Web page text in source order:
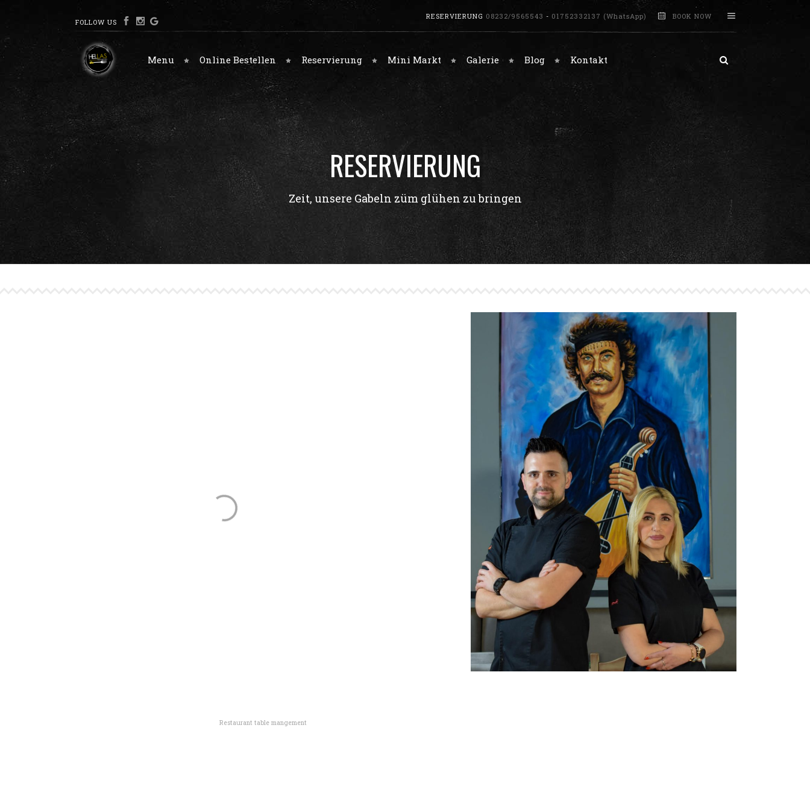
FOLLOW US
RESERVIERUNG 08232/9565543 - 01752332137 (WhatsApp) BOOK NOW
Menu Online Bestellen Reservierung Mini Markt Galerie Blog Kontakt
RESERVIERUNG
Zeit, unsere Gabeln züm glühen zu bringen
Restaurant table mangement